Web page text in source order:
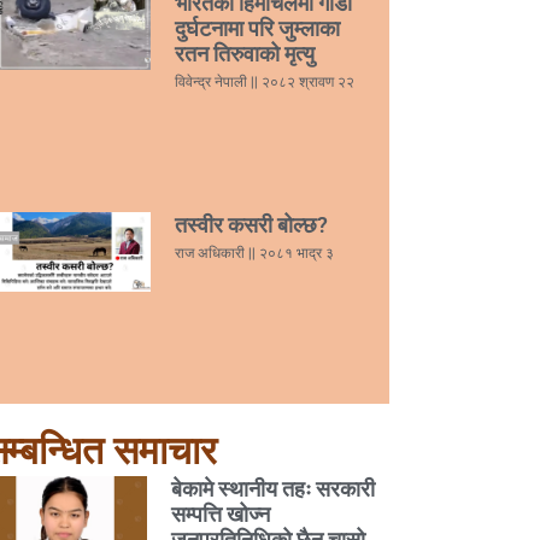
दुर्घटनामा परि जुम्लाका
रतन तिरुवाको मृत्यु
विवेन्द्र नेपाली २०८२ श्रावण २२
तस्वीर कसरी बोल्छ?
राज अधिकारी २०८१ भाद्र ३
समाचार
बेकामे स्थानीय तहः सरकारी
सम्पत्ति खोज्न